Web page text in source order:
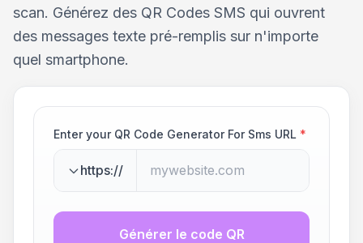
scan. Générez des QR Codes SMS qui ouvrent
des messages texte pré-remplis sur n'importe
quel smartphone.
Enter your QR Code Generator For Sms URL *
https://
Générer le code QR